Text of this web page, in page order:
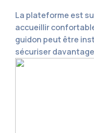
La plateforme est
accueillir
guidon peut être
sécuriser